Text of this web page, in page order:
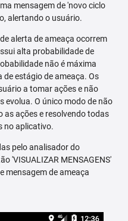
mensagem de 'novo ciclo
alertando o usuário.
alerta de ameaça ocorrem
alta probabilidade de
não é máxima
estágio de ameaça. Os
a tomar ações e não
evolua. O único modo de não
as ações e resolvendo todas
no aplicativo.
pelo analisador do
'VISUALIZAR MENSAGENS'
mensagem de ameaça